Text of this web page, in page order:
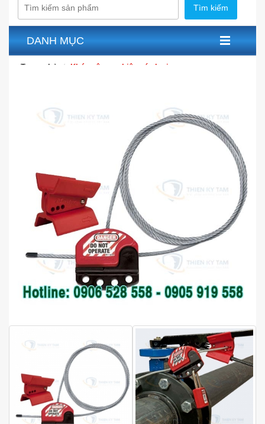
Tìm kiếm
DANH MỤC
Trang chủ Khóa công nghiệp các loại